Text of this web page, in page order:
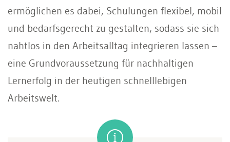
ermöglichen es dabei, Schulungen flexibel, mobil
und bedarfsgerecht zu gestalten, sodass sie sich
nahtlos in den Arbeitsalltag integrieren lassen –
eine Grundvoraussetzung für nachhaltigen
Lernerfolg in der heutigen schnelllebigen
Arbeitswelt.